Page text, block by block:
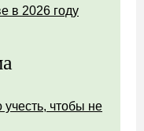
в 2026 году
чтобы не